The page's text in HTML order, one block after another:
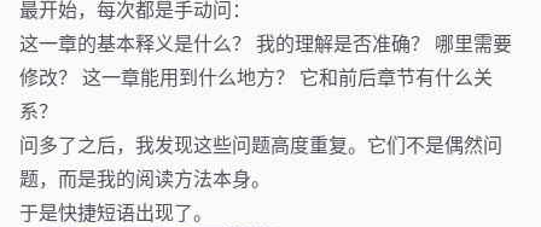
最开始，每次都是手动问：
这一章的基本释义是什么？ 我的理解是否准确？ 哪里需要
修改？ 这一章能用到什么地方？ 它和前后章节有什么关
系？
问多了之后，我发现这些问题高度重复。它们不是偶然问
题，而是我的阅读方法本身。
于是快捷短语出现了。